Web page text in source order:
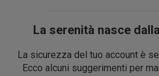
La serenità nasce
La sicurezza del tuo account è
Ecco alcuni suggerimenti per